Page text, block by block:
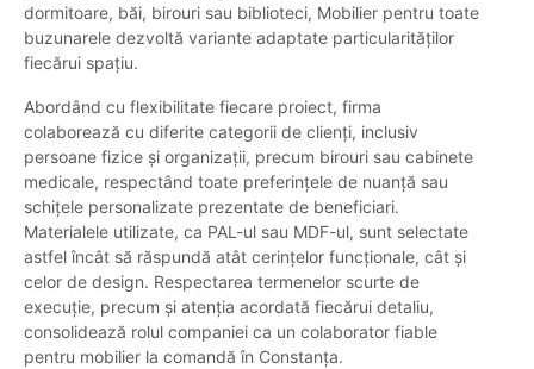
dormitoare, băi, birouri sau biblioteci, Mobilier pentru toate
buzunarele dezvoltă variante adaptate particularităților
fiecărui spațiu.
Abordând cu flexibilitate fiecare proiect, firma
colaborează cu diferite categorii de clienți, inclusiv
persoane fizice și organizații, precum birouri sau cabinete
medicale, respectând toate preferințele de nuanță sau
schițele personalizate prezentate de beneficiari.
Materialele utilizate, ca PAL-ul sau MDF-ul, sunt selectate
astfel încât să răspundă atât cerințelor funcționale, cât și
celor de design. Respectarea termenelor scurte de
execuție, precum și atenția acordată fiecărui detaliu,
consolidează rolul companiei ca un colaborator fiable
pentru mobilier la comandă în Constanța.